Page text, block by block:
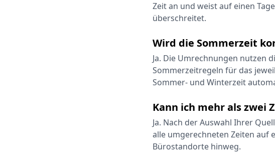
Zeit an und weist auf einen
überschreitet.
Wird die Sommerzeit
Ja. Die Umrechnungen nutzen
Sommerzeitregeln für das
Sommer- und Winterzeit
Kann ich mehr als zwei
Ja. Nach der Auswahl Ihrer
alle umgerechneten Zeiten auf
Bürostandorte hinweg.